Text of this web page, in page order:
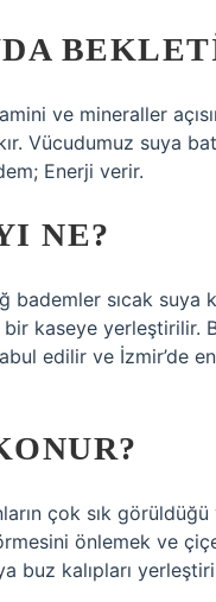
ve mineraller
Vücudumuz suya
Enerji verir.
NE?
bademler sıcak suya
kaseye yerleştirilir.
edilir ve İzmir’de
çok sık görüldüğü
önlemek ve
buz kalıpları